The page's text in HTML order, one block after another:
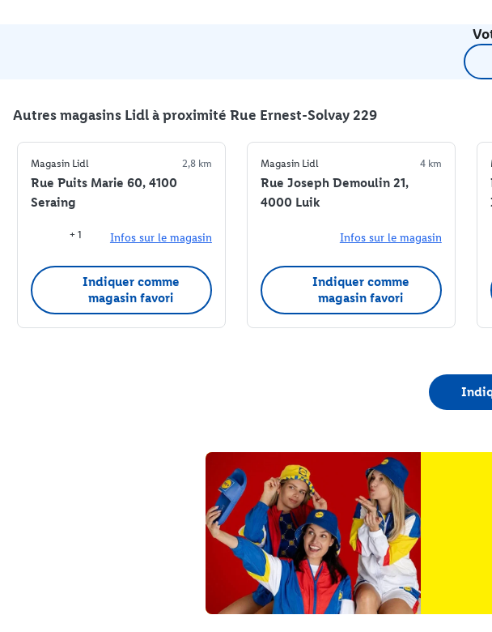
Autres magasins Lidl à proximité Rue Ernest-Solvay 229
Magasin Lidl 2,8 km
Rue Puits Marie 60, 4100
Seraing
+ 1 Infos sur le magasin
Indiquer comme
magasin favori
Magasin Lidl 4 km
Rue Joseph Demoulin 21,
4000 Luik
Infos sur le magasin
Indiquer comme
magasin favori